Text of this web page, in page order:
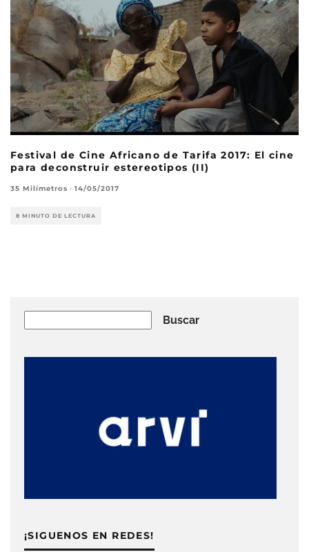
Festival de Cine Africano de Tarifa 2017: El cine
para deconstruir estereotipos (II)
35 Milímetros · 14/05/2017
8 MINUTO DE LECTURA
Buscar
¡SIGUENOS EN REDES!